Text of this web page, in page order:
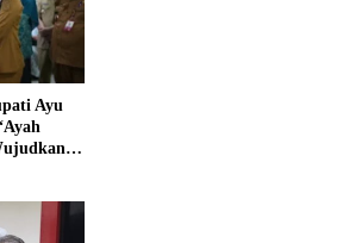
Ayu